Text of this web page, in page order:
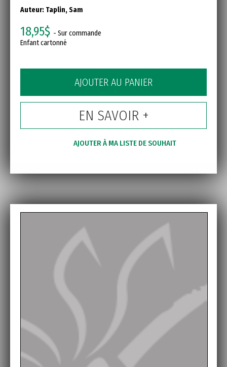
Auteur: Taplin, Sam
18,95$ - Sur commande
Enfant cartonné
AJOUTER AU PANIER
EN SAVOIR +
AJOUTER À MA LISTE DE SOUHAIT